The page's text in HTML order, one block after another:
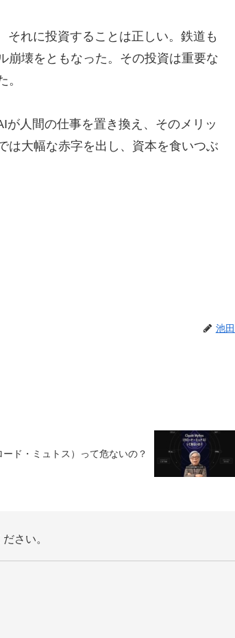
それに投資することは正しい。鉄道も
崩壊をともなった。その投資は重要な
人間の仕事を置き換え、そのメリッ
は大幅な赤字を出し、資本を食いつぶ
池
ド・ミュトス）って危ないの？
さい。